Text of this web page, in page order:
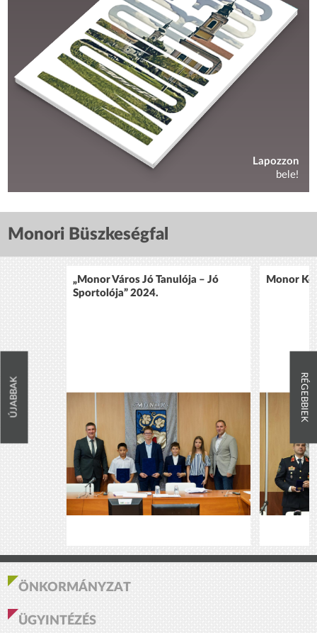
Lapozzon
bele!
Monori Büszkeségfal
ÚJABBAK
„Monor Város Jó Tanulója – Jó
Sportolója” 2024.
Monor
RÉGEBBIEK
ÖNKORMÁNYZAT
ÜGYINTÉZÉS